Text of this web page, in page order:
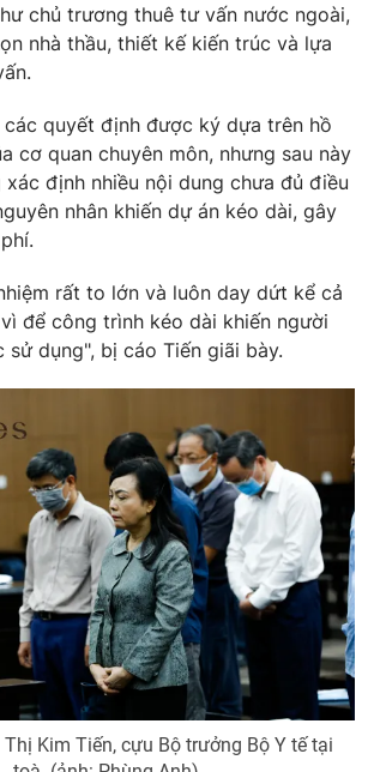
VTV Thể thao
Tấm lòng Việt
VTV8
Đài Truyền hình Việt Nam
Thời báo VTV
báo in và báo điện tử số 483/GP-BTTTT
Thanh Thủy
chủ trương thuê tư vấn nước ngoài,
nhà thầu, thiết kế kiến trúc và lựa
các quyết định được ký dựa trên hồ
cơ quan chuyên môn, nhưng sau này
định nhiều nội dung chưa đủ điều
nhân khiến dự án kéo dài, gây
rất to lớn và luôn day dứt kể cả
để công trình kéo dài khiến người
sử dụng", bị cáo Tiến giãi bày.
Thị Kim Tiến, cựu Bộ trưởng Bộ Y tế tại